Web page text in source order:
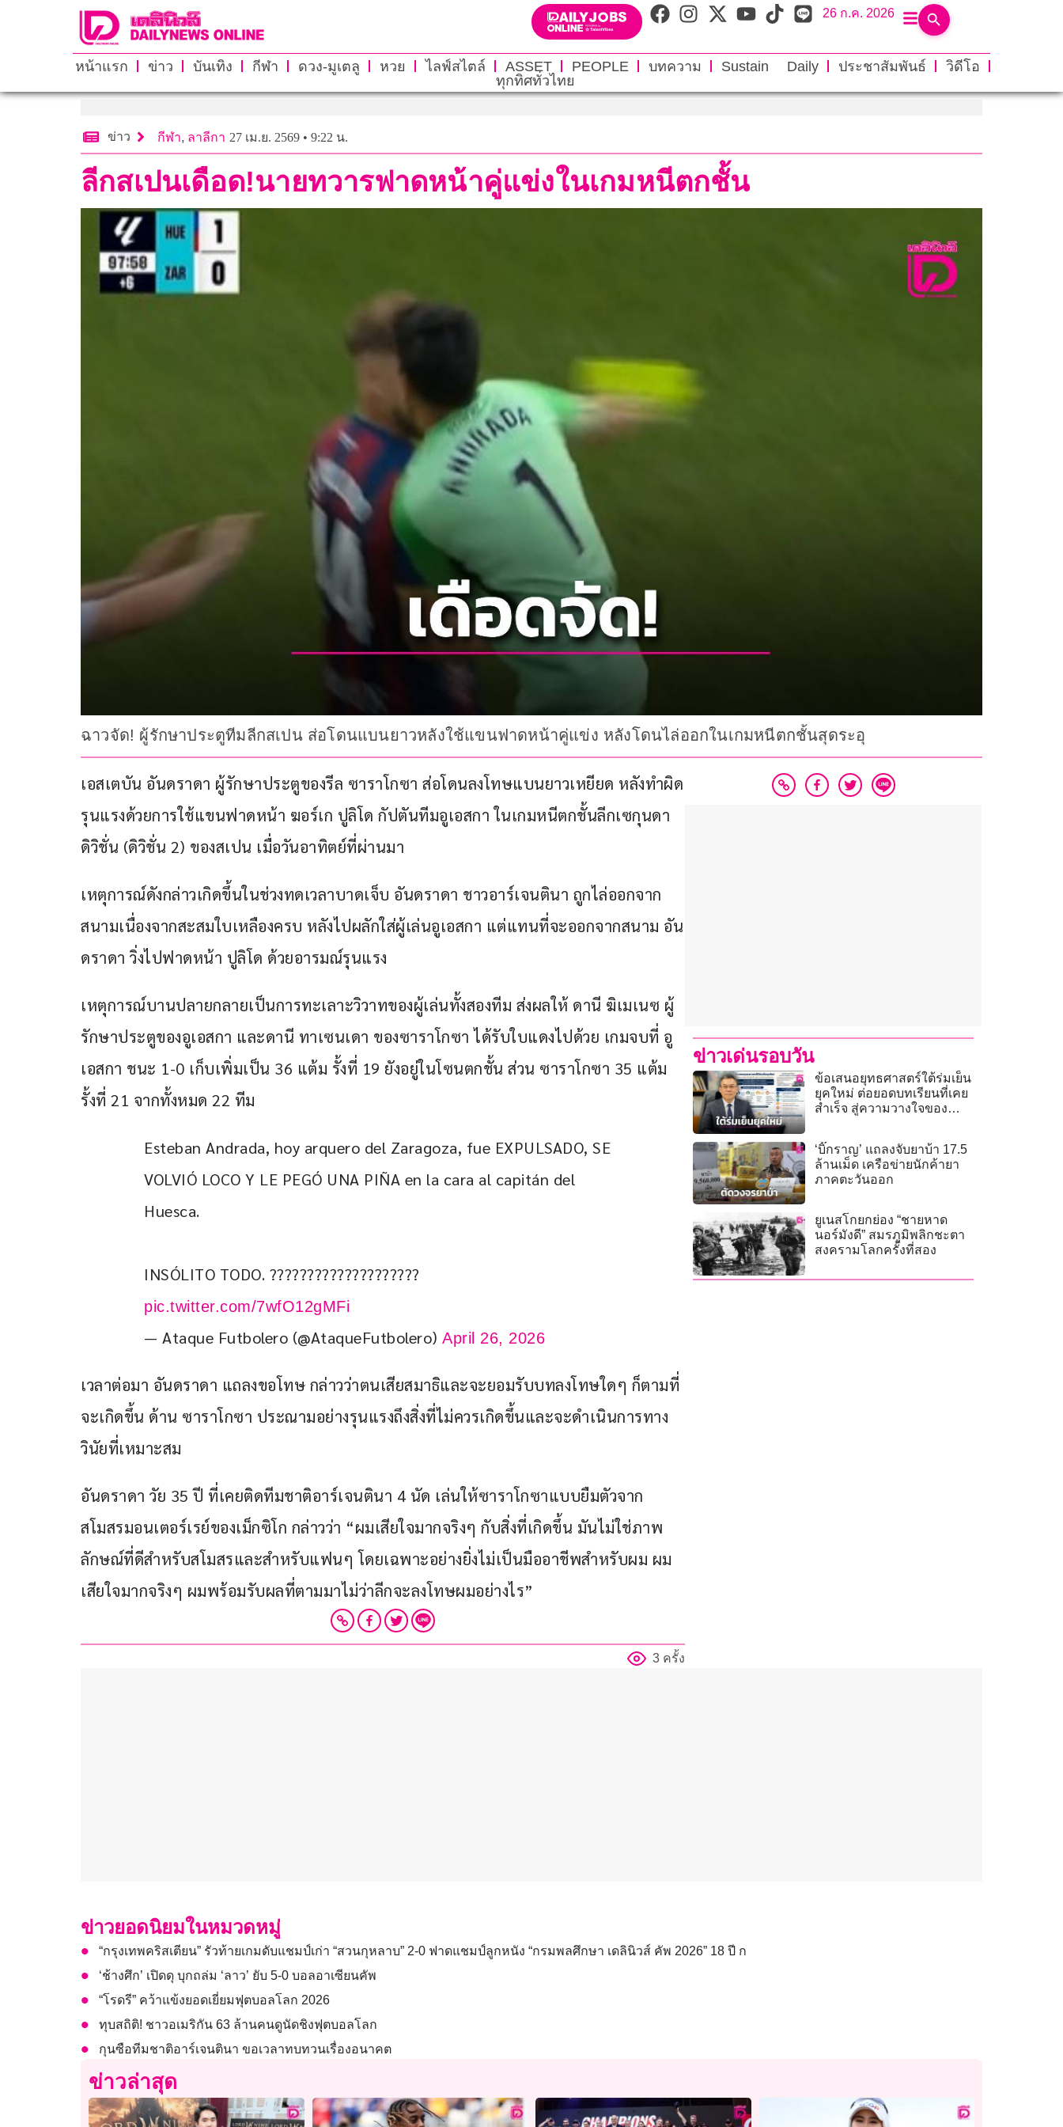
26 ก.ค. 2026
หน้าแรก ข่าว บันเทิง กีฬา ดวง-มูเตลู หวย ไลฟ์สไตล์ ASSET PEOPLE บทความ Sustain Daily ประชาสัมพันธ์
วิดีโอ
ทุกทิศทั่วไทย
ข่าว กีฬา, ลาลีกา 27 เม.ย. 2569 • 9:22 น.
ลีกสเปนเดือด!นายทวารฟาดหน้าคู่แข่งในเกมหนีตกชั้น
ฉาวจัด! ผู้รักษาประตูทีมลีกสเปน ส่อโดนแบนยาวหลังใช้แขนฟาดหน้าคู่แข่ง หลังโดนไล่ออกในเกมหนีตกชั้นสุดระอุ
เอสเตบัน อันดราดา ผู้รักษาประตูของรีล ซาราโกซา ส่อโดนลงโทษแบนยาวเหยียด หลังทำผิด
รุนแรงด้วยการใช้แขนฟาดหน้า ฆอร์เก ปูลิโด กัปตันทีมอูเอสกา ในเกมหนีตกชั้นลีกเซกุนดา
ดิวิชั่น (ดิวิชั่น 2) ของสเปน เมื่อวันอาทิตย์ที่ผ่านมา
เหตุการณ์ดังกล่าวเกิดขึ้นในช่วงทดเวลาบาดเจ็บ อันดราดา ชาวอาร์เจนตินา ถูกไล่ออกจาก
สนามเนื่องจากสะสมใบเหลืองครบ หลังไปผลักใส่ผู้เล่นอูเอสกา แต่แทนที่จะออกจากสนาม อัน
ดราดา วิ่งไปฟาดหน้า ปูลิโด ด้วยอารมณ์รุนแรง
เหตุการณ์บานปลายกลายเป็นการทะเลาะวิวาทของผู้เล่นทั้งสองทีม ส่งผลให้ ดานี ฆิเมเนซ ผู้
รักษาประตูของอูเอสกา และดานี ทาเซนเดา ของซาราโกซา ได้รับใบแดงไปด้วย เกมจบที่ อู
เอสกา ชนะ 1-0 เก็บเพิ่มเป็น 36 แต้ม รั้งที่ 19 ยังอยู่ในโซนตกชั้น ส่วน ซาราโกซา 35 แต้ม
รั้งที่ 21 จากทั้งหมด 22 ทีม
Esteban Andrada, hoy arquero del Zaragoza, fue EXPULSADO, SE
VOLVIÓ LOCO Y LE PEGÓ UNA PIÑA en la cara al capitán del
Huesca.
INSÓLITO TODO. ????????????????????
pic.twitter.com/7wfO12gMFi
— Ataque Futbolero (@AtaqueFutbolero) April 26, 2026
เวลาต่อมา อันดราดา แถลงขอโทษ กล่าวว่าตนเสียสมาธิและจะยอมรับบทลงโทษใดๆ ก็ตามที่
จะเกิดขึ้น ด้าน ซาราโกซา ประณามอย่างรุนแรงถึงสิ่งที่ไม่ควรเกิดขึ้นและจะดำเนินการทาง
วินัยที่เหมาะสม
อันดราดา วัย 35 ปี ที่เคยติดทีมชาติอาร์เจนตินา 4 นัด เล่นให้ซาราโกซาแบบยืมตัวจาก
สโมสรมอนเตอร์เรย์ของเม็กซิโก กล่าวว่า “ผมเสียใจมากจริงๆ กับสิ่งที่เกิดขึ้น มันไม่ใช่ภาพ
ลักษณ์ที่ดีสำหรับสโมสรและสำหรับแฟนๆ โดยเฉพาะอย่างยิ่งไม่เป็นมืออาชีพสำหรับผม ผม
เสียใจมากจริงๆ ผมพร้อมรับผลที่ตามมาไม่ว่าลีกจะลงโทษผมอย่างไร”
3 ครั้ง
ข่าวเด่นรอบวัน
ข้อเสนอยุทธศาสตร์ใต้ร่มเย็น
ยุคใหม่ ต่อยอดบทเรียนที่เคย
สำเร็จ สู่ความวางใจของ
‘บิ๊กราญ’ แถลงจับยาบ้า 17.5
ล้านเม็ด เครือข่ายนักค้ายา
ภาคตะวันออก
ยูเนสโกยกย่อง “ชายหาด
นอร์มังดี” สมรภูมิพลิกชะตา
สงครามโลกครั้งที่สอง
ข่าวยอดนิยมในหมวดหมู่
“กรุงเทพคริสเตียน” รัวท้ายเกมดับแชมป์เก่า “สวนกุหลาบ” 2-0 ฟาดแชมป์ลูกหนัง “กรมพลศึกษา เดลินิวส์ คัพ 2026” 18 ปี ก
‘ช้างศึก’ เปิดดุ บุกถล่ม ‘ลาว’ ยับ 5-0 บอลอาเซียนคัพ
“โรดรี” คว้าแข้งยอดเยี่ยมฟุตบอลโลก 2026
ทุบสถิติ! ชาวอเมริกัน 63 ล้านคนดูนัดชิงฟุตบอลโลก
กุนซือทีมชาติอาร์เจนตินา ขอเวลาทบทวนเรื่องอนาคต
ข่าวล่าสุด